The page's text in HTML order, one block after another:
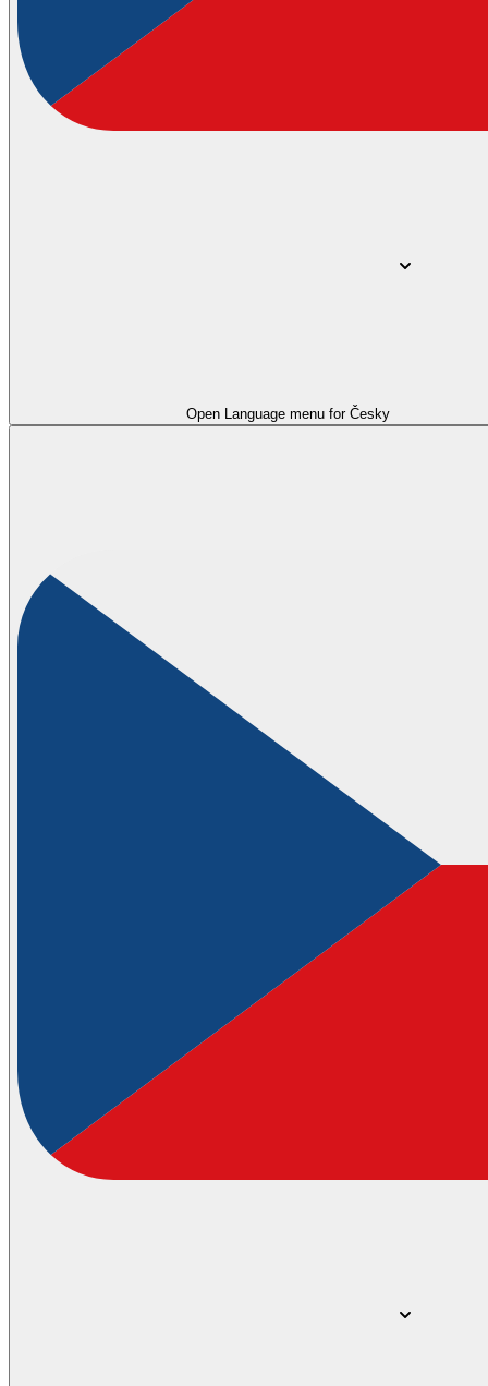
Open Language menu for Česky